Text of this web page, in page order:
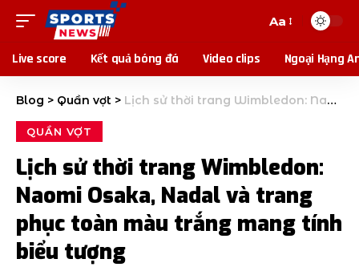
Aa
Live score Kết quả bóng đá Video clips Ngoại Hạng
Blog > Quần vợt > Lịch sử thời trang Wimbledon: Naomi Osaka, Nadal và trang phục toàn màu trắng mang tính biểu tượng
QUẦN VỢT
Lịch sử thời trang Wimbledon:
Naomi Osaka, Nadal và trang
phục toàn màu trắng mang tính
biểu tượng